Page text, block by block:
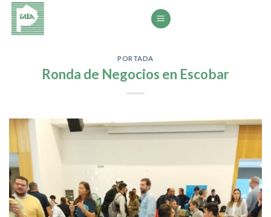
Saltar
contenido
PORTADA
Ronda de Negocios en Escobar